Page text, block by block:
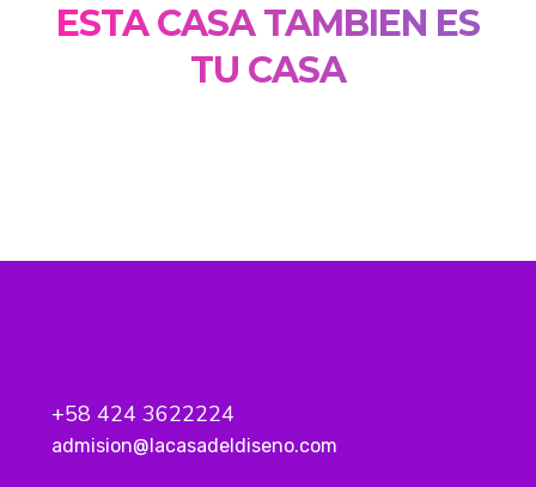
ESTA CASA TAMBIEN ES
TU CASA
+58 424 3622224
admision@lacasadeldiseno.com